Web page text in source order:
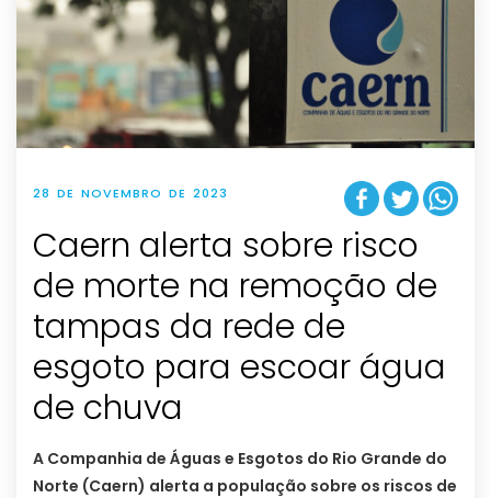
28 DE NOVEMBRO DE 2023
Caern alerta sobre risco
de morte na remoção de
tampas da rede de
esgoto para escoar água
de chuva
A Companhia de Águas e Esgotos do Rio Grande do
Norte (Caern) alerta a população sobre os riscos de